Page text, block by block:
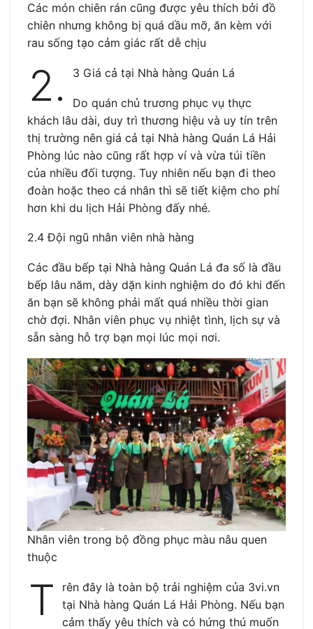
Các món chiên rán cũng được yêu thích bởi đồ
chiên nhưng không bị quá dầu mỡ, ăn kèm với
rau sống tạo cảm giác rất dễ chịu
2. 3 Giá cả tại Nhà hàng Quán Lá
Do quán chủ trương phục vụ thực
khách lâu dài, duy trì thương hiệu và uy tín trên
thị trường nên giá cả tại Nhà hàng Quán Lá Hải
Phòng lúc nào cũng rất hợp ví và vừa túi tiền
của nhiều đối tượng. Tuy nhiên nếu bạn đi theo
đoàn hoặc theo cá nhân thì sẽ tiết kiệm cho phí
hơn khi du lịch Hải Phòng đấy nhé.
2.4 Đội ngũ nhân viên nhà hàng
Các đầu bếp tại Nhà hàng Quán Lá đa số là đầu
bếp lâu năm, dày dặn kinh nghiệm do đó khi đến
ăn bạn sẽ không phải mất quá nhiều thời gian
chờ đợi. Nhân viên phục vụ nhiệt tình, lịch sự và
sẵn sàng hỗ trợ bạn mọi lúc mọi nơi.
Nhân viên trong bộ đồng phục màu nâu quen
thuộc
T
rên đây là toàn bộ trải nghiệm của 3vi.vn
tại Nhà hàng Quán Lá Hải Phòng. Nếu bạn
cảm thấy yêu thích và có hứng thú muốn